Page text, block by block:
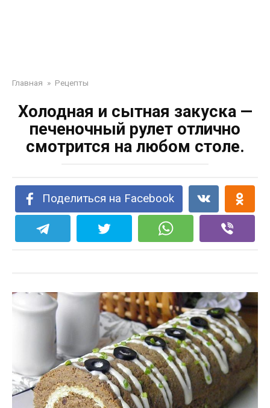
Главная » Рецепты
Холодная и сытная закуска —
печеночный рулет отлично
смотрится на любом столе.
Поделиться на Facebook